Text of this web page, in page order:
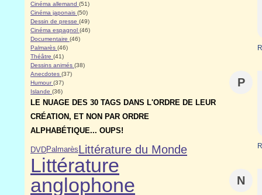
Cinéma allemand (51)
Cinéma japonais (50)
Dessin de presse (49)
Cinéma espagnol (46)
Documentaire (46)
Palmarès (46)
Théâtre (41)
Dessins animés (38)
Anecdotes (37)
Humour(37)
Islande (36)
LE NUAGE DES 30 TAGS DANS L'ORDRE DE LEUR
CRÉATION, ET NON PAR ORDRE
ALPHABÉTIQUE... OUPS!
DVDPalmarèsLittérature du Monde
Littérature
anglophone
P
N